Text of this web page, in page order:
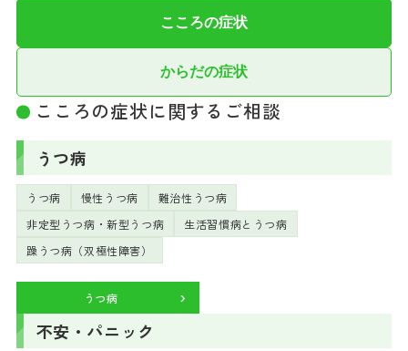
考えられる疾患
認知症（アルツハイマー型など）・パーキンソン病に伴
高齢期のこころの問題
こころの症状
からだの症状
こころの症状に関するご相談
うつ病
うつ病 慢性うつ病
難治性うつ病
非定型うつ病・新型うつ病
生活習慣病とうつ病
躁うつ病（双極性障害）
うつ病
不安・パニック